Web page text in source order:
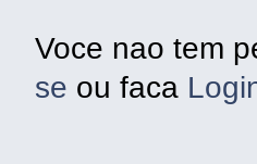
Voce nao tem
se ou faca